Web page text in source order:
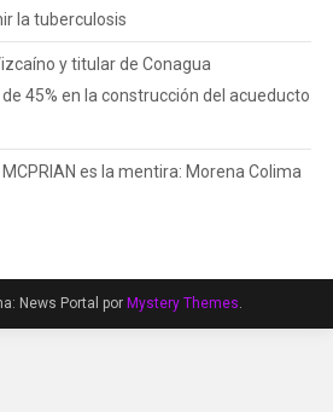
la tuberculosis
y titular de Conagua
45% en la construcción del acueducto
es la mentira: Morena Colima
News Portal por Mystery Themes.